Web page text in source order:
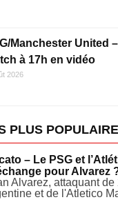
Manchester United
à 17h en vidéo
2026
PLUS
– Le PSG et
pour Alvarez
Alvarez, attaquant de
et de l'Atletico